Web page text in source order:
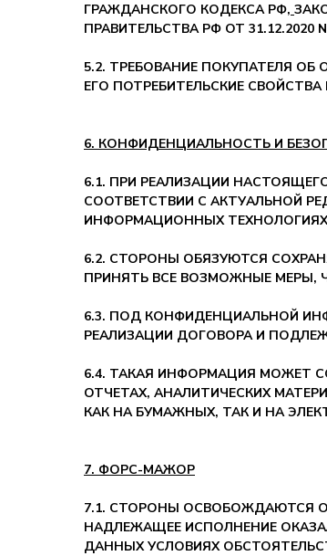
ГРАЖДАНСКОГО КОДЕКСА РФ,
ПРАВИТЕЛЬСТВА РФ ОТ 31.12.2020 N
5.2. ТРЕБОВАНИЕ ПОКУПАТЕЛЯ
ЕГО ПОТРЕБИТЕЛЬСКИЕ
6. КОНФИДЕНЦИАЛЬНОСТЬ И
6.1. ПРИ РЕАЛИЗАЦИИ
СООТВЕТСТВИИ С АКТУАЛЬНОЙ
ИНФОРМАЦИОННЫХ
6.2. СТОРОНЫ ОБЯЗУЮТСЯ
ПРИНЯТЬ ВСЕ ВОЗМОЖНЫЕ МЕРЫ,
6.3. ПОД КОНФИДЕНЦИАЛЬНОЙ
РЕАЛИЗАЦИИ ДОГОВОРА И
6.4. ТАКАЯ ИНФОРМАЦИЯ МОЖЕТ
ОТЧЕТАХ, АНАЛИТИЧЕСКИХ
КАК НА БУМАЖНЫХ, ТАК И НА
7. ФОРС-МАЖОР
7.1. СТОРОНЫ ОСВОБОЖДАЮТСЯ
НАДЛЕЖАЩЕЕ ИСПОЛНЕНИЕ
ДАННЫХ УСЛОВИЯХ